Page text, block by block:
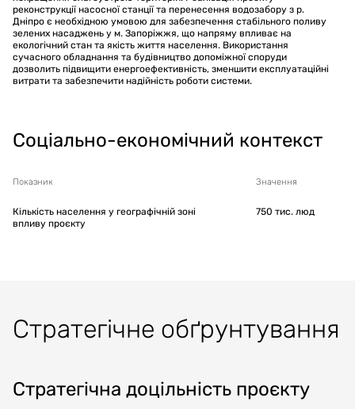
реконструкції насосної станції та перенесення водозабору з р.
Дніпро є необхідною умовою для забезпечення стабільного поливу
зелених насаджень у м. Запоріжжя, що напряму впливає на
екологічний стан та якість життя населення. Використання
сучасного обладнання та будівництво допоміжної споруди
дозволить підвищити енергоефективність, зменшити експлуатаційні
витрати та забезпечити надійність роботи системи.
Соціально-економічний контекст
Показник Значення
Кількість населення у географічній зоні
впливу проєкту
750 тис. люд
Стратегічне обґрунтування
Стратегічна доцільність проєкту